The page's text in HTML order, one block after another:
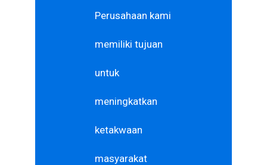
Perusahaan kami
memiliki tujuan
untuk
meningkatkan
ketakwaan
masyarakat